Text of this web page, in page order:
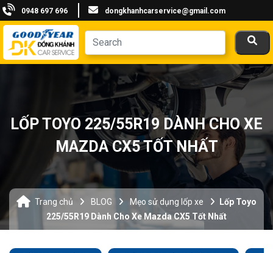
0948 697 696 dongkhanhcarservice@gmail.com
LỐP TOYO 225/55R19 DÀNH CHO XE
MAZDA CX5 TỐT NHẤT
Trang chủ BLOG Mẹo sử dụng lốp xe
Lốp Toyo
225/55R19 Dành Cho Xe Mazda CX5 Tốt Nhất